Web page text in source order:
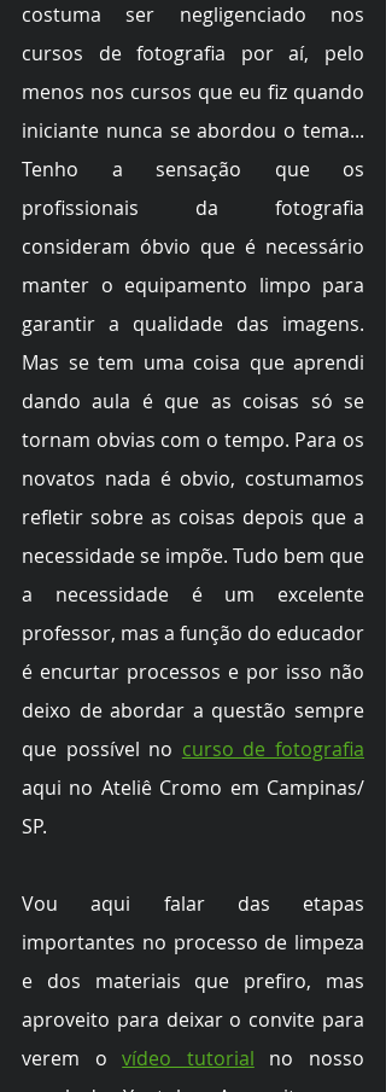
costuma ser negligenciado nos
cursos de fotografia por aí, pelo
menos nos cursos que eu fiz quando
iniciante nunca se abordou o tema...
Tenho a sensação que os
profissionais da fotografia
consideram óbvio que é necessário
manter o equipamento limpo para
garantir a qualidade das imagens.
Mas se tem uma coisa que aprendi
dando aula é que as coisas só se
tornam obvias com o tempo. Para os
novatos nada é obvio, costumamos
refletir sobre as coisas depois que a
necessidade se impõe. Tudo bem que
a necessidade é um excelente
professor, mas a função do educador
é encurtar processos e por isso não
deixo de abordar a questão sempre
que possível no curso de fotografia
aqui no Ateliê Cromo em Campinas/
SP.
Vou aqui falar das etapas
importantes no processo de limpeza
e dos materiais que prefiro, mas
aproveito para deixar o convite para
verem o vídeo tutorial no nosso